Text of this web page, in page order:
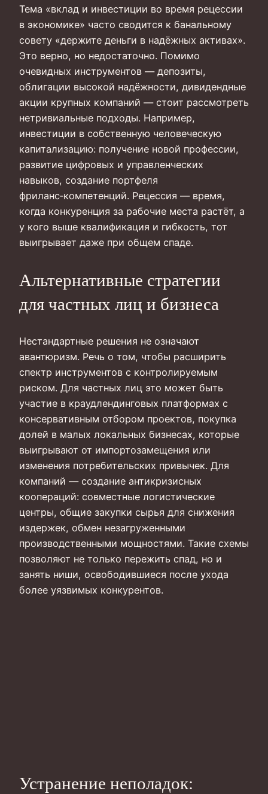
Тема «вклад и инвестиции во время рецессии
в экономике» часто сводится к банальному
совету «держите деньги в надёжных активах».
Это верно, но недостаточно. Помимо
очевидных инструментов — депозиты,
облигации высокой надёжности, дивидендные
акции крупных компаний — стоит рассмотреть
нетривиальные подходы. Например,
инвестиции в собственную человеческую
капитализацию: получение новой профессии,
развитие цифровых и управленческих
навыков, создание портфеля
фриланс‑компетенций. Рецессия — время,
когда конкуренция за рабочие места растёт, а
у кого выше квалификация и гибкость, тот
выигрывает даже при общем спаде.
Альтернативные стратегии
для частных лиц и бизнеса
Нестандартные решения не означают
авантюризм. Речь о том, чтобы расширить
спектр инструментов с контролируемым
риском. Для частных лиц это может быть
участие в краудлендинговых платформах с
консервативным отбором проектов, покупка
долей в малых локальных бизнесах, которые
выигрывают от импортозамещения или
изменения потребительских привычек. Для
компаний — создание антикризисных
коопераций: совместные логистические
центры, общие закупки сырья для снижения
издержек, обмен незагруженными
производственными мощностями. Такие схемы
позволяют не только пережить спад, но и
занять ниши, освободившиеся после ухода
более уязвимых конкурентов.
Устранение неполадок: